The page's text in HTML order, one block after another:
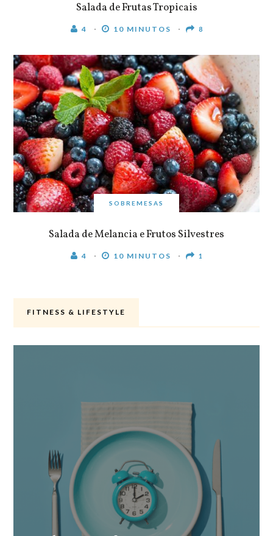
Salada de Frutas Tropicais
4 10 MINUTOS 8
SOBREMESAS
Salada de Melancia e Frutos Silvestres
4 10 MINUTOS 1
FITNESS & LIFESTYLE